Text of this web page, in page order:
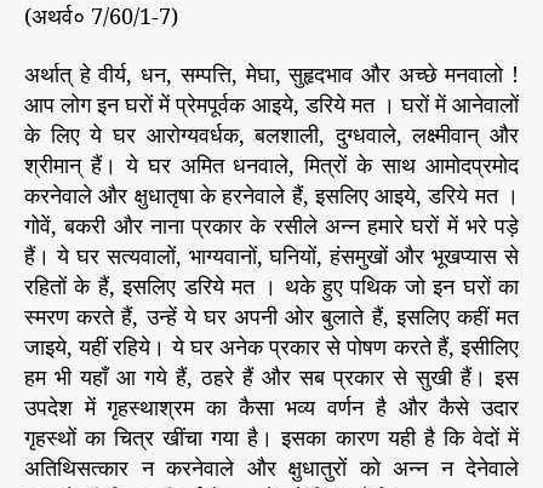
(अथर्व० 7/60/1-7)
अर्थात् हे वीर्य, धन, सम्पत्ति, मेघा, सुहृदभाव और अच्छे मनवालो !
आप लोग इन घरों में प्रेमपूर्वक आइये, डरिये मत । घरों में आनेवालों
के लिए ये घर आरोग्यवर्धक, बलशाली, दुग्धवाले, लक्ष्मीवान् और
श्रीमान् हैं। ये घर अमित धनवाले, मित्रों के साथ आमोदप्रमोद
करनेवाले और क्षुधातृषा के हरनेवाले हैं, इसलिए आइये, डरिये मत ।
गोवें, बकरी और नाना प्रकार के रसीले अन्न हमारे घरों में भरे पड़े
हैं। ये घर सत्यवालों, भाग्यवानों, घनियों, हंसमुखों और भूखप्यास से
रहितों के हैं, इसलिए डरिये मत । थके हुए पथिक जो इन घरों का
स्मरण करते हैं, उन्हें ये घर अपनी ओर बुलाते हैं, इसलिए कहीं मत
जाइये, यहीं रहिये। ये घर अनेक प्रकार से पोषण करते हैं, इसीलिए
हम भी यहाँ आ गये हैं, ठहरे हैं और सब प्रकार से सुखी हैं। इस
उपदेश में गृहस्थाश्रम का कैसा भव्य वर्णन है और कैसे उदार
गृहस्थों का चित्र खींचा गया है। इसका कारण यही है कि वेदों में
अतिथिसत्कार न करनेवाले और क्षुधातुरों को अन्न न देनेवाले